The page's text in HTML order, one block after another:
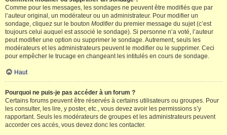
Comme pour les messages, les sondages ne peuvent être modifiés que par
l’auteur original, un modérateur ou un administrateur. Pour modifier un
sondage, cliquez sur le bouton Modifierdu premier message du sujet (c’est
toujours celui auquel est associé le sondage). Si personne n’a voté, l’auteur
peut modifier une option ou supprimer le sondage. Autrement, seuls les
modérateurs et les administrateurs peuvent le modifier ou le supprimer. Ceci
pour empêcher le trucage en changeant les intitulés en cours de sondage.
Haut
Pourquoi ne puis-je pas accéder à un forum ?
Certains forums peuvent être réservés à certains utilisateurs ou groupes. Pour
les consulter, les lire, y poster, etc., vous devez avoir les permissions s’y
rapportant. Seuls les modérateurs de groupes et les administrateurs peuvent
accorder ces accès, vous devez donc les contacter.